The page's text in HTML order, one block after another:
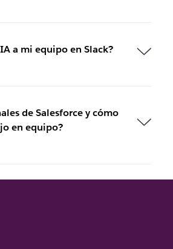
a mi equipo en Slack?
de Salesforce y cómo
en equipo?